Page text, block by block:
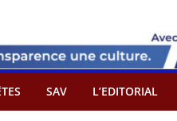
SAV L’EDITORIAL